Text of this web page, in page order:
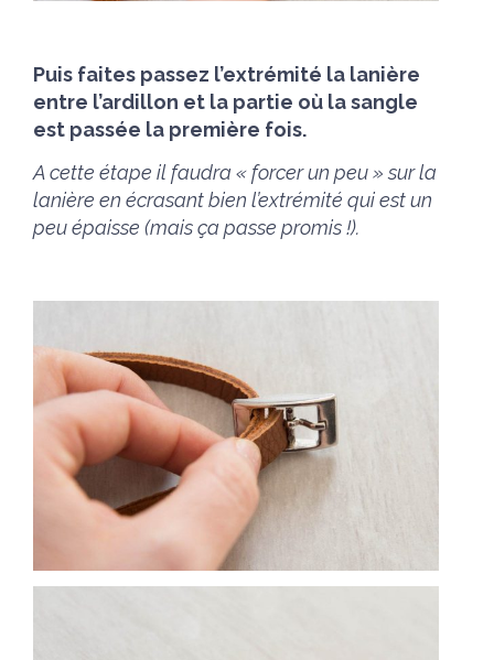
Puis faites passez l’extrémité la lanière
entre l’ardillon et la partie où la sangle
est passée la première fois.
A cette étape il faudra « forcer un peu » sur la
lanière en écrasant bien l’extrémité qui est un
peu épaisse (mais ça passe promis !).